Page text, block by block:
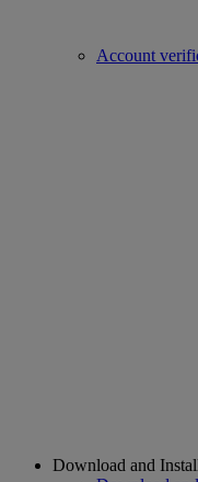
Account
Download and